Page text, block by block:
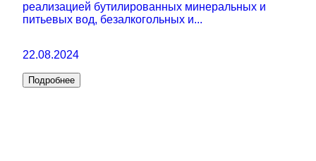
реализацией бутилированных минеральных и
питьевых вод, безалкогольных и...
22.08.2024
Подробнее